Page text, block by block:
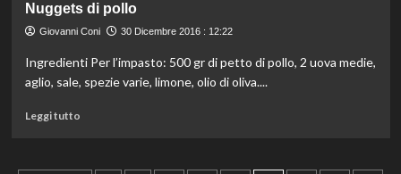
Liquore
alla
Nuggets di pollo
Giovanni Coni 30 Dicembre 2016 : 12:22
Ingredienti Per l’impasto: 500 gr di petto di pollo, 2 uova medie,
aglio, sale, spezie varie, limone, olio di oliva....
Leggi tuttoLeggi